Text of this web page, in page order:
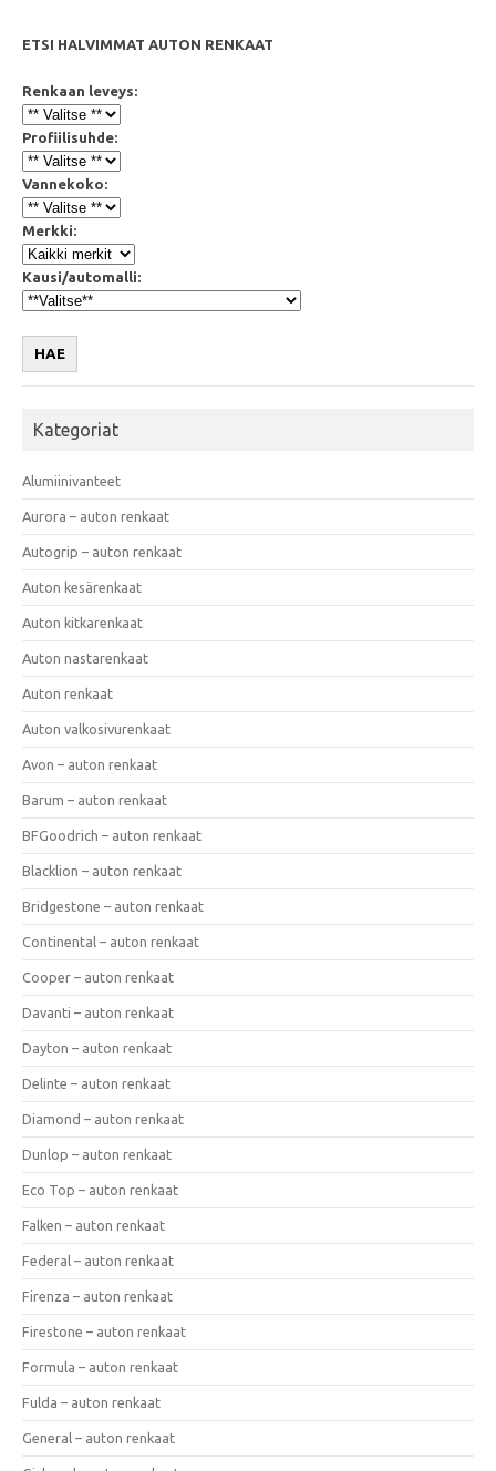
ETSI HALVIMMAT AUTON RENKAAT
Renkaan leveys:
Profiilisuhde:
Vannekoko:
Merkki:
Kausi/automalli:
HAE
Kategoriat
Alumiinivanteet
Aurora – auton renkaat
Autogrip – auton renkaat
Auton kesärenkaat
Auton kitkarenkaat
Auton nastarenkaat
Auton renkaat
Auton valkosivurenkaat
Avon – auton renkaat
Barum – auton renkaat
BFGoodrich – auton renkaat
Blacklion – auton renkaat
Bridgestone – auton renkaat
Continental – auton renkaat
Cooper – auton renkaat
Davanti – auton renkaat
Dayton – auton renkaat
Delinte – auton renkaat
Diamond – auton renkaat
Dunlop – auton renkaat
Eco Top – auton renkaat
Falken – auton renkaat
Federal – auton renkaat
Firenza – auton renkaat
Firestone – auton renkaat
Formula – auton renkaat
Fulda – auton renkaat
General – auton renkaat